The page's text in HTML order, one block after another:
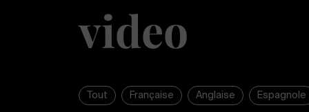
video
Tout Française Anglaise Espagnole